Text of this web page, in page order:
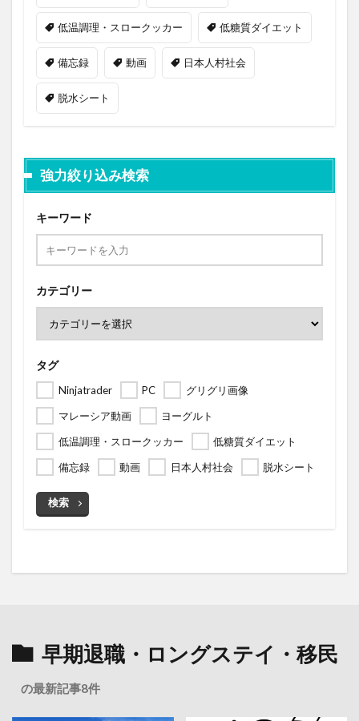
低温調理・スロークッカー 低糖質ダイエット
備忘録 動画 日本人村社会
脱水シート
強力絞り込み検索
キーワード
カテゴリー
タグ
Ninjatrader PC
グリグリ画像
マレーシア動画
ヨーグルト
低温調理・スロークッカー
低糖質ダイエット
備忘録
動画 日本人村社会 脱水シート
検索
早期退職・ロングステイ・移民
の最新記事8件